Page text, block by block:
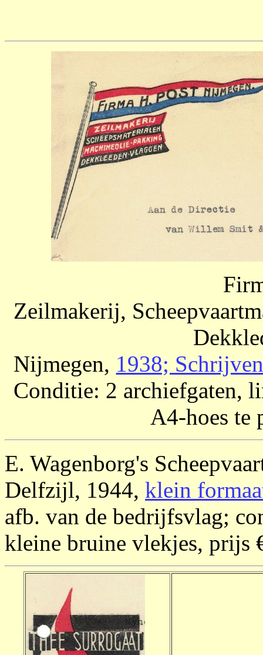
Zeilmakerij,
Nijmegen, 1938;
Conditie: 2 archiefgaten,
A4-hoes te
E. Wagenborg's
Delfzijl, 1944, klein
afb. van de bedrijfsvlag;
kleine bruine vlekjes, prijs